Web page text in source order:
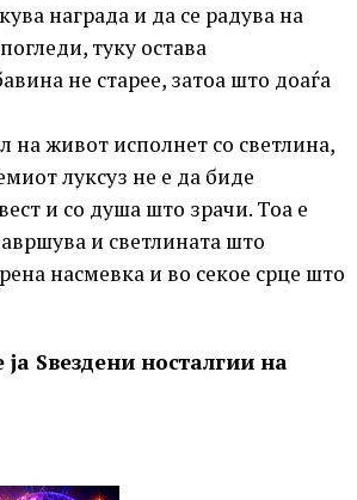
награда и да се радува на
туку остава
не старее, затоа што доаѓа
на живот исполнет со светлина,
луксуз не е да биде
и со душа што зрачи. Тоа е
и светлината што
насмевка и во секое срце што
Ѕвездени носталгии на